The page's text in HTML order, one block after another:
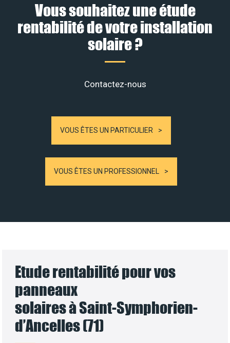
Vous souhaitez une étude
rentabilité de votre installation
solaire ?
Contactez-nous
VOUS ÊTES UN PARTICULIER
VOUS ÊTES UN PROFESSIONNEL
Etude rentabilité pour vos
panneaux
solaires à Saint-Symphorien-
d’Ancelles (71)